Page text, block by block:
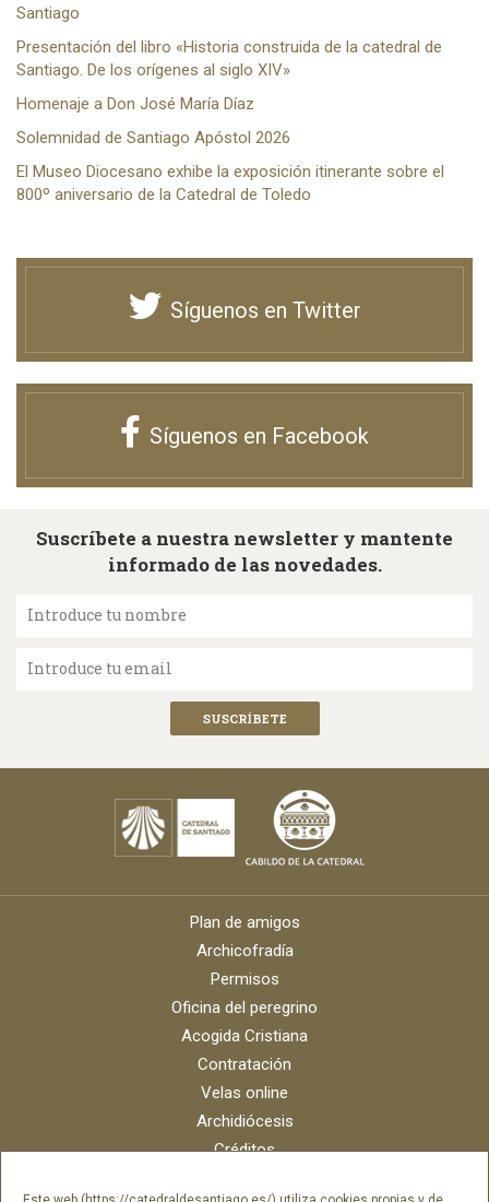
Santiago
Presentación del libro «Historia construida de la catedral de
Santiago. De los orígenes al siglo XIV»
Homenaje a Don José María Díaz
Solemnidad de Santiago Apóstol 2026
El Museo Diocesano exhibe la exposición itinerante sobre el
800º aniversario de la Catedral de Toledo
Síguenos en Twitter
Síguenos en Facebook
Suscríbete a nuestra newsletter y mantente
informado de las novedades.
Introduce tu nombre
Introduce tu email
Plan de amigos
Archicofradía
Permisos
Oficina del peregrino
Acogida Cristiana
Contratación
Velas online
Archidiócesis
Créditos